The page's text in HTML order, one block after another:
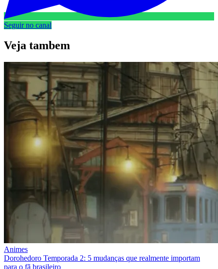
Seguir no canal
Veja tambem
Animes
Dorohedoro Temporada 2: 5 mudanças que realmente importam
para o fã brasileiro